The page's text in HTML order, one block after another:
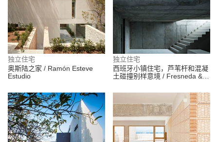
独立住宅
奥斯陆之家 / Ramón Esteve
Estudio
独立住宅
西班牙小镇住宅，芦苇杆和混凝
土碰撞别样意境 / Fresneda &